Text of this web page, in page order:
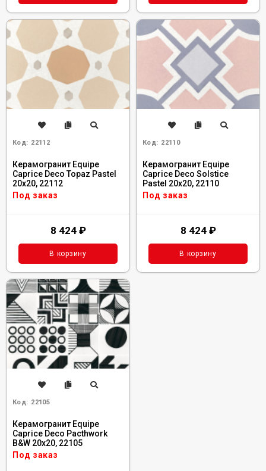
Код: 22112
Керамогранит Equipe
Caprice Deco Topaz Pastel
20x20, 22112
Под заказ
8 424 ₽
В корзину
Код: 22110
Керамогранит Equipe
Caprice Deco Solstice
Pastel 20x20, 22110
Под заказ
8 424 ₽
В корзину
Код: 22105
Керамогранит Equipe
Caprice Deco Pacthwork
B&W 20x20, 22105
Под заказ